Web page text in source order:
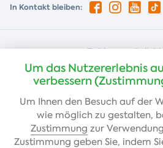
In Kontakt bleiben:
Nachnahme
Banküberweisung
Um das Nutzererlebnis
verbessern
Um Ihnen den Besuch auf der
wie möglich zu gestalten,
Zustimmung zur
Zustimmung geben Sie, indem